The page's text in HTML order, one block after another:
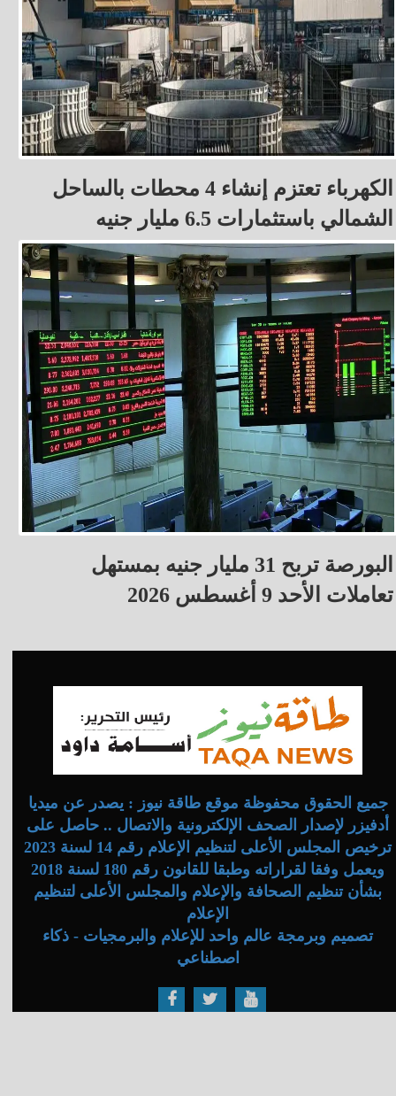
الكهرباء تعتزم إنشاء 4 محطات بالساحل
الشمالي باستثمارات 6.5 مليار جنيه
البورصة تربح 31 مليار جنيه بمستهل
تعاملات الأحد 9 أغسطس 2026
جميع الحقوق محفوظة موقع طاقة نيوز : يصدر عن ميديا
أدفيزر لإصدار الصحف الإلكترونية والاتصال .. حاصل على
ترخيص المجلس الأعلى لتنظيم الإعلام رقم 14 لسنة 2023
ويعمل وفقا لقراراته وطبقا للقانون رقم 180 لسنة 2018
بشأن تنظيم الصحافة والإعلام والمجلس الأعلى لتنظيم
الإعلام
تصميم وبرمجة عالم واحد للإعلام والبرمجيات - ذكاء
اصطناعي